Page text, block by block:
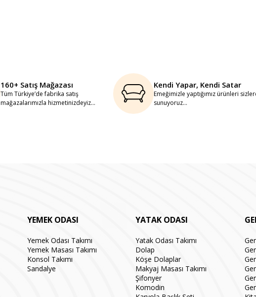
160+ Satış Mağazası
Tüm Türkiye’de fabrika satış
mağazalarımızla hizmetinizdeyiz...
Kendi Yapar, Kendi Satar
Emeğimizle yaptığımız ürünleri
sunuyoruz...
YEMEK ODASI
Yemek Odası Takımı
Yemek Masası Takımı
Konsol Takımı
Sandalye
YATAK ODASI
Yatak Odası Takımı
Dolap
Köşe Dolaplar
Makyaj Masası Takımı
Şifonyer
Komodin